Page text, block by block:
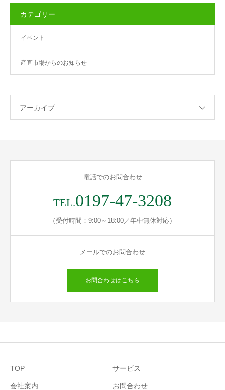
カテゴリー
イベント
産直市場からのお知らせ
アーカイブ
電話でのお問合わせ
TEL.0197-47-3208
（受付時間：9:00～18:00／年中無休対応）
メールでのお問合わせ
お問合わせはこちら
TOP サービス
会社案内 お問合わせ